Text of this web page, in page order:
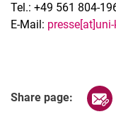
Tel.: +49 561 804-
E-Mail:
Share page: